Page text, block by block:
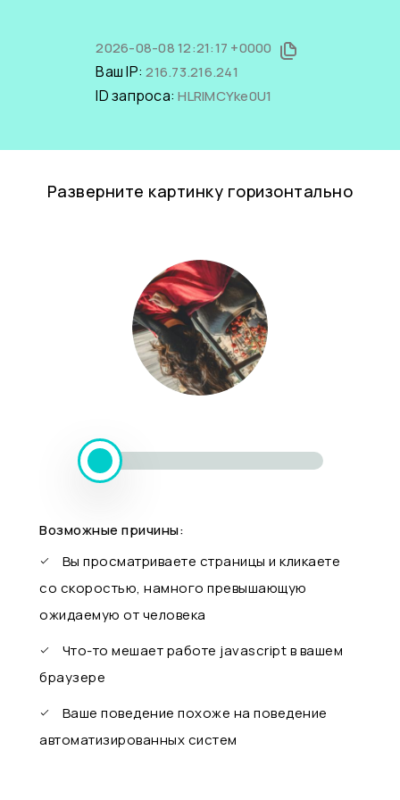
2026-08-08 12:21:17 +0000
Ваш IP:216.73.216.241
ID запроса:HLRIMCYke0U1
Разверните картинку горизонтально
Возможные причины:
Вы просматриваете страницы и кликаете
со скоростью, намного превышающую
ожидаемую от человека
Что-то мешает работе javascript в вашем
браузере
Ваше поведение похоже на поведение
автоматизированных систем